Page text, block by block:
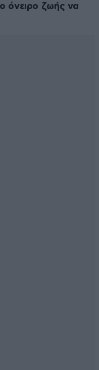
όνειρο ζωής να